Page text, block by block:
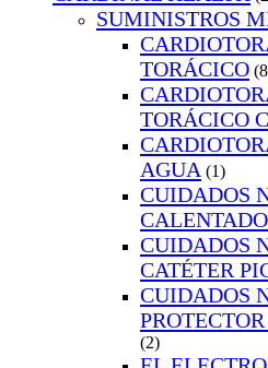
SUMINISTROS
TORÁCICO
TORÁCICO
AGUA (1)
CUIDADOS
CUIDADOS
CATÉTER
CUIDADOS
(2)